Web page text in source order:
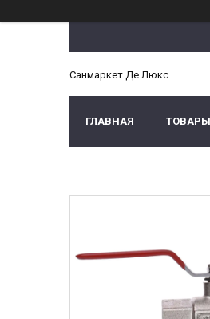
Санмаркет Де Люкс
ГЛАВНАЯ